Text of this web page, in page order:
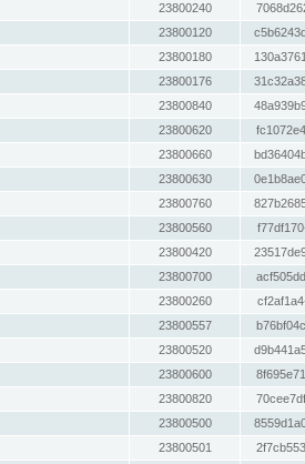
23800240
23800120
23800180
23800176
23800840
23800620
23800660
23800630
23800760
23800560
23800420
23800700
23800260
23800557
23800520
23800600
23800820
23800500
23800501